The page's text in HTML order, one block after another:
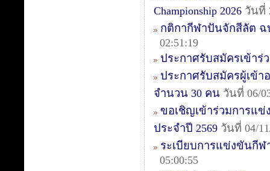
Championship 2026 วันที่
กติกากีฬาปันจักสีลัต ฉบั
02:51:19
ประกาศรับสมัครเข้า
ประกาศรับสมัครผู้เข้า
จำนวน 30 คน วันที่ 06/
ขอเชิญเข้าร่วมการแ
ประจำปี 2569 วันที่ 04/
ระเบียบการแข่งขันกีฬ
05:00:55